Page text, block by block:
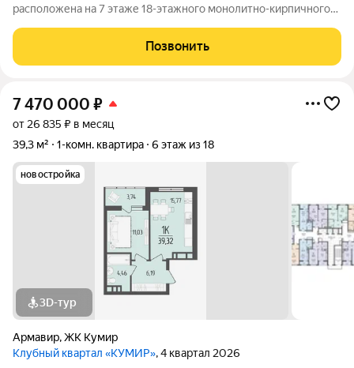
расположена на 7 этаже 18-этажного монолитно-кирпичного
метров. Инфраструктура и удобства: Закрытая территория
двора обеспечивает безопасность
Позвонить
7 470 000 ₽
от 26 835 ₽ в месяц
39,3 м²
1-комн. квартира 6 этаж из 18
новостройка
3D-тур
Армавир,ЖК Кумир
Клубный квартал «КУМИР», 4 квартал 2026